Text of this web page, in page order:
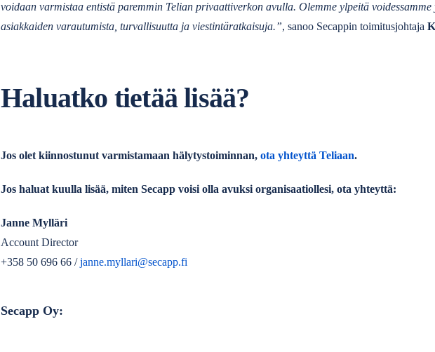
voidaan varmistaa entistä paremmin Telian privaattiverkon avulla. Olemme ylpeitä voidessamme
asiakkaiden varautumista, turvallisuutta ja viestintäratkaisuja.”, sanoo Secappin toimitusjohtaja
Haluatko tietää lisää?
Jos olet kiinnostunut varmistamaan hälytystoiminnan, ota yhteyttä Teliaan.
Jos haluat kuulla lisää, miten Secapp voisi olla avuksi organisaatiollesi, ota yhteyttä:
Janne Mylläri
Account Director
+358 50 696 66 /janne.myllari@secapp.fi
Secapp Oy: